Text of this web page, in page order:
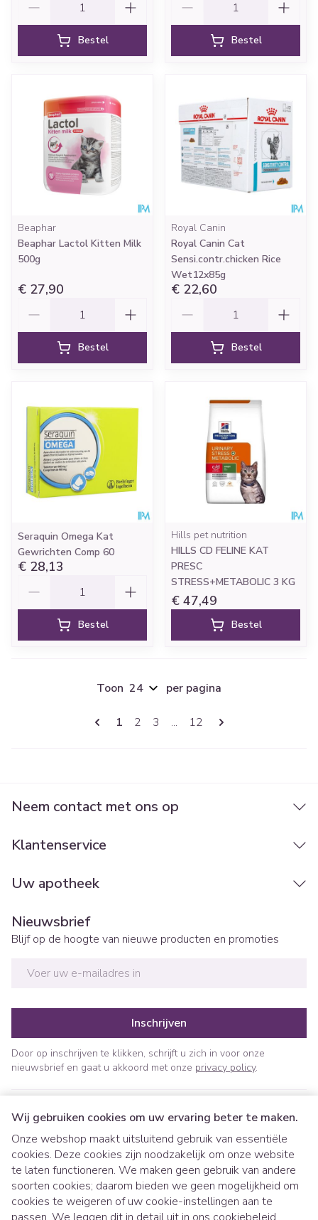
Wij gebruiken cookies om uw ervaring beter te maken.
Onze webshop maakt uitsluitend gebruik van essentiële
cookies. Deze cookies zijn noodzakelijk om onze website
te laten functioneren. We maken geen gebruik van andere
soorten cookies; daarom bieden we geen mogelijkheid om
cookies te weigeren of uw cookie-instellingen aan te
Bestel Bestel
Beaphar
Beaphar Lactol Kitten Milk
500g
€ 27,90
Bestel
Royal Canin
Royal Canin Cat
Sensi.contr.chicken Rice
Wet12x85g
€ 22,60
Bestel
Seraquin Omega Kat
Gewrichten Comp 60
€ 28,13
Bestel
Hills pet nutrition
HILLS CD FELINE KAT
PRESC
STRESS+METABOLIC 3 KG
€ 47,49
Bestel
Pagina's
U lees momenteel pagina
1 Pagina
2 Pagina
3 ... Pagina
12
Toon per pagina
Neem contact met ons op
Klantenservice
Uw apotheek
Nieuwsbrief
Blijf op de hoogte van nieuwe producten en promoties
Inschrijven
Door op inschrijven te klikken, schrijft u zich in voor onze
nieuwsbrief en gaat u akkoord met onze privacy policy.
Juridische links